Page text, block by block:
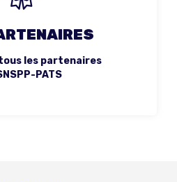
les partenaires
PATS